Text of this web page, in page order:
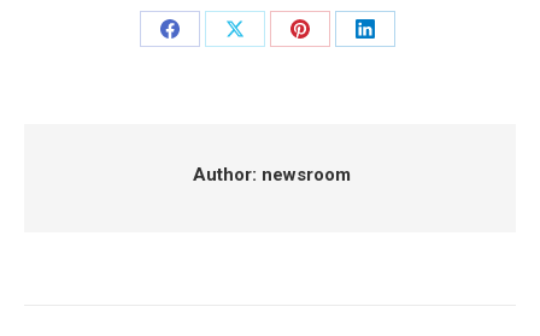
Share
Share
Share
Share
Author: newsroom